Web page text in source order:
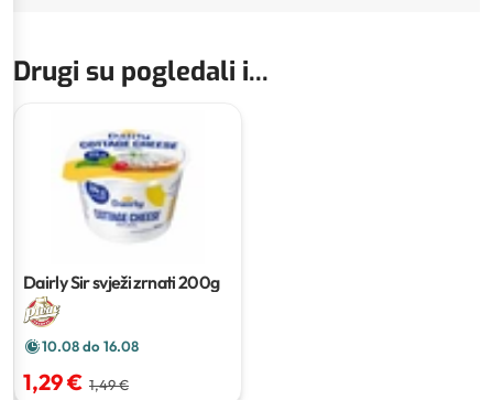
Drugi su pogledali i...
Dairly Sir svježi zrnati200g
10.08 do 16.08
1,29 € 1,49 €